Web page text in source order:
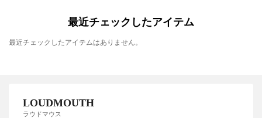
最近チェックしたアイテム
最近チェックしたアイテムはありません。
LOUDMOUTH
ラウドマウス